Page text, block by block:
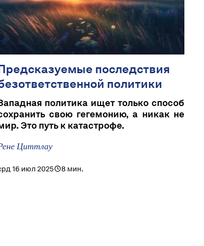
последствия
политики
политика ищет только способ
свою гегемонию, а никак не
Это путь к катастрофе.
Циттлау
16 июл 2025 8 мин.